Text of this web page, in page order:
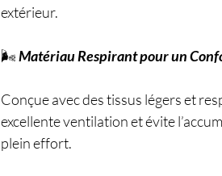
extérieur.
🌬️Matériau Respirant pour un
Conçue avec des tissus légers et
excellente ventilation et évite
plein effort.